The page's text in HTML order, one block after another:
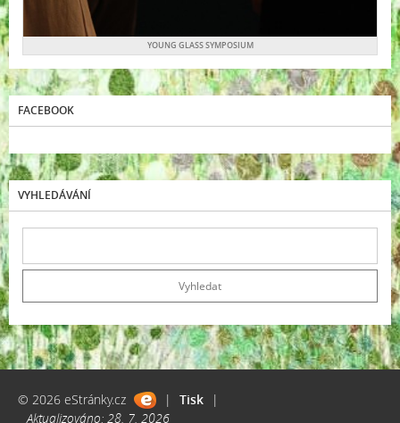
YOUNG GLASS SYMPOSIUM
FACEBOOK
VYHLEDÁVÁNÍ
© 2026 eStránky.cz | Tisk
|
Aktualizováno: 28. 7. 2026